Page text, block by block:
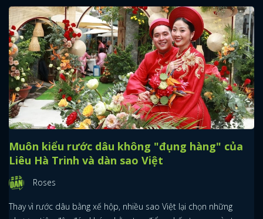
Muôn kiểu rước dâu không "đụng hàng" của
Liêu Hà Trinh và dàn sao Việt
Roses
Thay vì rước dâu bằng xế hộp, nhiều sao Việt lại chọn những